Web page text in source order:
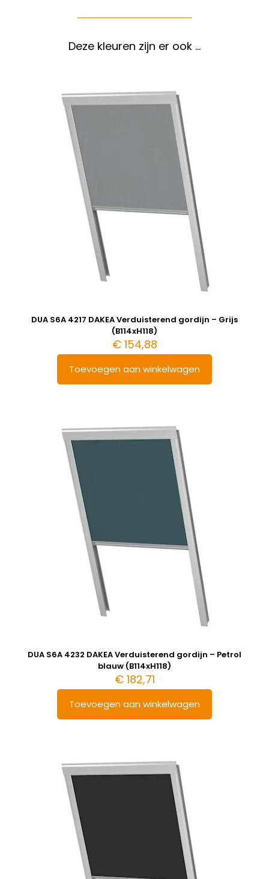
Deze kleuren zijn er ook …
DUA S6A 4217 DAKEA Verduisterend gordijn – Grijs
(B114xH118)
€154,88
Toevoegen aan winkelwagen
DUA S6A 4232 DAKEA Verduisterend gordijn – Petrol
blauw (B114xH118)
€182,71
Toevoegen aan winkelwagen